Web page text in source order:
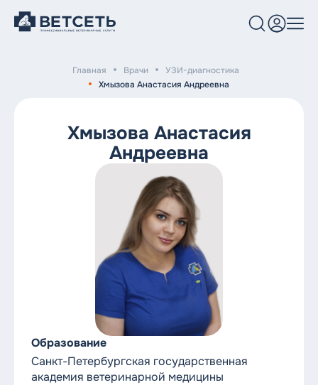
Услуги и цены
8 (812) 612-11-10
Круглосуточный номер
Главная Врачи
УЗИ-диагностика
Хмызова Анастасия Андреевна
Хмызова Анастасия
Андреевна
Образование
Санкт-Петербургская государственная
академия ветеринарной медицины